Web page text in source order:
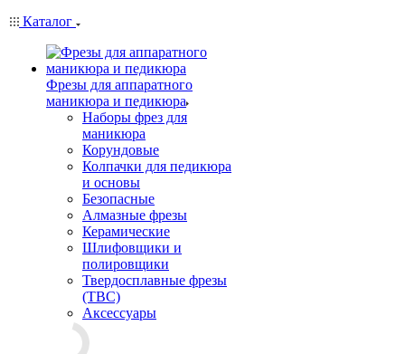
Каталог
Фрезы для аппаратного
маникюра и педикюра
Наборы фрез для
маникюра
Корундовые
Колпачки для педикюра
и основы
Безопасные
Алмазные фрезы
Керамические
Шлифовщики и
полировщики
Твердосплавные фрезы
(ТВС)
Аксессуары